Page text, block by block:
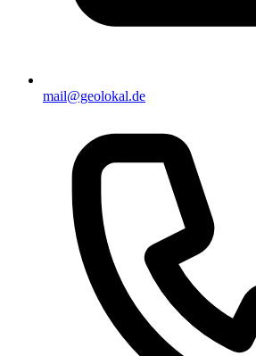
mail@geolokal.de